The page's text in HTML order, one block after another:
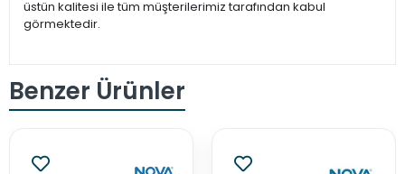
üstün kalitesi ile tüm müşterilerimiz tarafından kabul
görmektedir.
Benzer Ürünler